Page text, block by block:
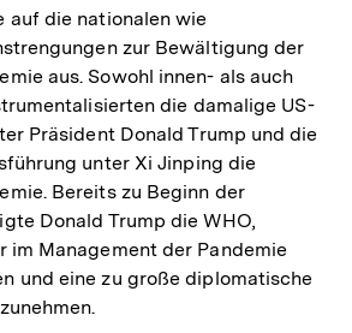
auf die nationalen wie
zur Bewältigung der
aus. Sowohl innen- als auch
die damalige US-
Präsident Donald Trump und die
unter Xi Jinping die
Bereits zu Beginn der
Donald Trump die WHO,
im Management der Pandemie
und eine zu große diplomatische